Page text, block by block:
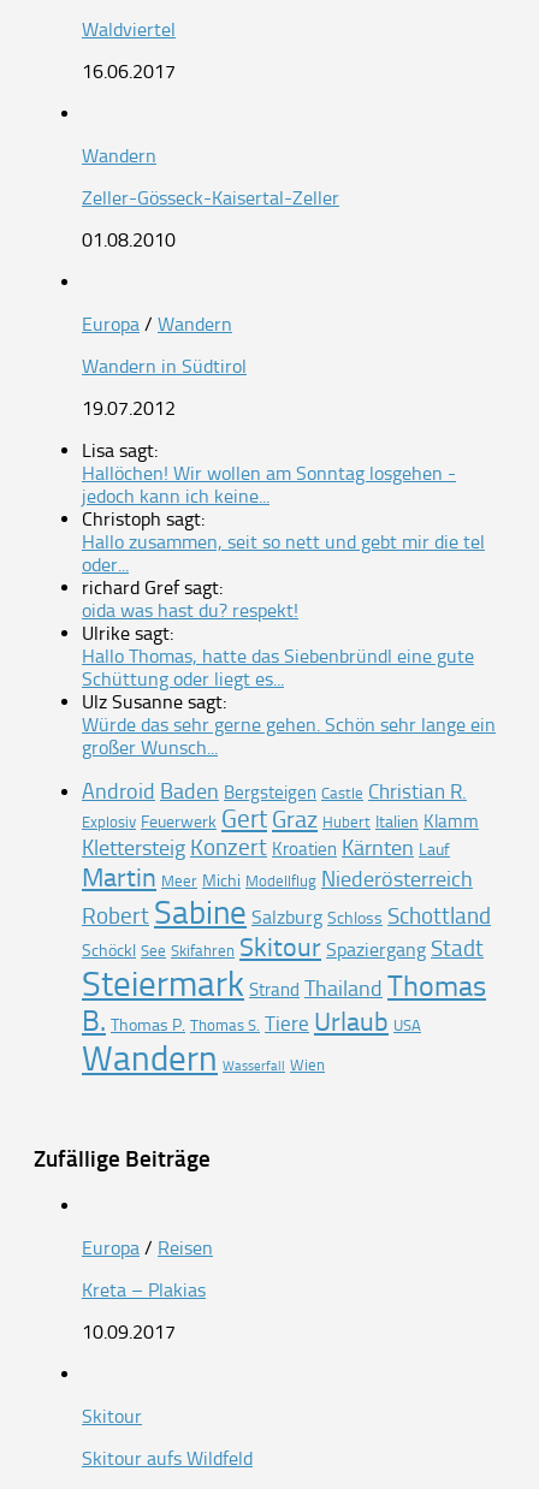
Waldviertel
16.06.2017
Wandern
Zeller-Gösseck-Kaisertal-Zeller
01.08.2010
Europa / Wandern
Wandern in Südtirol
19.07.2012
Lisa sagt:
Hallöchen! Wir wollen am Sonntag losgehen -
jedoch kann ich keine...
Christoph sagt:
Hallo zusammen, seit so nett und gebt mir die tel
oder...
richard Gref sagt:
oida was hast du? respekt!
Ulrike sagt:
Hallo Thomas, hatte das Siebenbründl eine gute
Schüttung oder liegt es...
Ulz Susanne sagt:
Würde das sehr gerne gehen. Schön sehr lange ein
großer Wunsch...
Android Baden Bergsteigen Castle Christian R.
Explosiv Feuerwerk Gert Graz Hubert Italien Klamm
Klettersteig Konzert Kroatien Kärnten Lauf
Martin Meer Michi Modellflug Niederösterreich
Robert Sabine Salzburg Schloss Schottland
Schöckl See Skifahren Skitour Spaziergang Stadt
Steiermark Strand Thailand Thomas
B. Thomas P. Thomas S. Tiere Urlaub USA
Wandern Wasserfall Wien
Zufällige Beiträge
Europa / Reisen
Kreta – Plakias
10.09.2017
Skitour
Skitour aufs Wildfeld